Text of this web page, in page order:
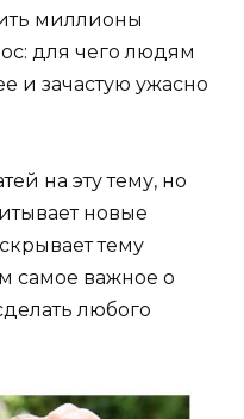
миллионы
для чего людям
и зачастую ужасно
на эту тему, но
новые
тему
самое важное о
любого